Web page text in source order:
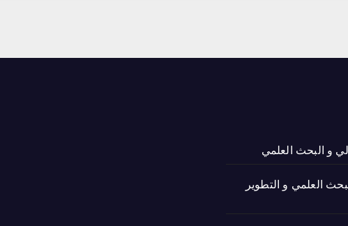
و البحث العلمي
العلمي و التطوير